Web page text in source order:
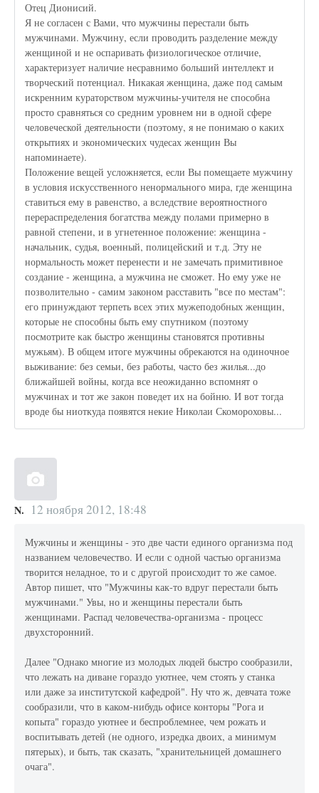
Отец Дионисий.
Я не согласен с Вами, что мужчины перестали быть
мужчинами. Мужчину, если проводить разделение между
женщиной и не оспаривать физиологическое отличие,
характеризует наличие несравнимо больший интеллект и
творческий потенциал. Никакая женщина, даже под самым
искренним кураторством мужчины-учителя не способна
просто сравняться со средним уровнем ни в одной сфере
человеческой деятельности (поэтому, я не понимаю о каких
открытиях и экономических чудесах женщин Вы
напоминаете).
Положение вещей усложняется, если Вы помещаете мужчину
в условия искусственного ненормального мира, где женщина
ставиться ему в равенство, а вследствие вероятностного
перераспределения богатства между полами примерно в
равной степени, и в угнетенное положение: женщина -
начальник, судья, военный, полицейский и т.д. Эту не
нормальность может перенести и не замечать примитивное
создание - женщина, а мужчина не сможет. Но ему уже не
позволительно - самим законом расставить "все по местам":
его принуждают терпеть всех этих мужеподобных женщин,
которые не способны быть ему спутником (поэтому
посмотрите как быстро женщины становятся противны
мужьям). В общем итоге мужчины обрекаются на одиночное
выживание: без семьи, без работы, часто без жилья...до
ближайшей войны, когда все неожиданно вспомнят о
мужчинах и тот же закон поведет их на бойню. И вот тогда
вроде бы ниоткуда появятся некие Николаи Скомороховы...
N. 12 ноября 2012, 18:48
Мужчины и женщины - это две части единого организма под
названием человечество. И если с одной частью организма
творится неладное, то и с другой происходит то же самое.
Автор пишет, что "Мужчины как-то вдруг перестали быть
мужчинами." Увы, но и женщины перестали быть
женщинами. Распад человечества-организма - процесс
двухсторонний.
Далее "Однако многие из молодых людей быстро сообразили,
что лежать на диване гораздо уютнее, чем стоять у станка
или даже за институтской кафедрой". Ну что ж, девчата тоже
сообразили, что в каком-нибудь офисе конторы "Рога и
копыта" гораздо уютнее и беспроблемнее, чем рожать и
воспитывать детей (не одного, изредка двоих, а минимум
пятерых), и быть, так сказать, "хранительницей домашнего
очага".